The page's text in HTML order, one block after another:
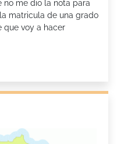
no me dio la nota para
matricula de una grado
que voy a hacer